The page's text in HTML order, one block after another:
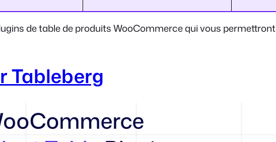
de table de produits WooCommerce qui vous
Tableberg